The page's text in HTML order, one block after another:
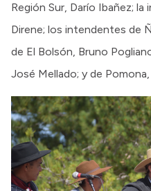
Región Sur, Darío Ibañez;
Direne; los intendentes de
de El Bolsón, Bruno
José Mellado; y de Pomona,